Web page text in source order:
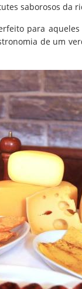
saborosos da
para
de um